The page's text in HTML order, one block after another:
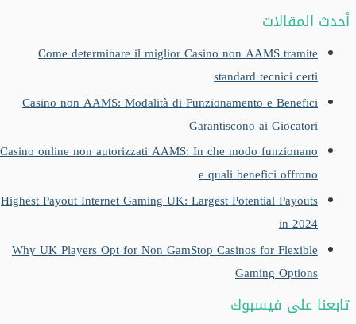
أحدث المقالات
Come determinare il miglior Casino non AAMS tramite
standard tecnici certi
Casino non AAMS: Modalità di Funzionamento e Benefici
Garantiscono ai Giocatori
Casino online non autorizzati AAMS: In che modo funzionano
e quali benefici offrono
Highest Payout Internet Gaming UK: Largest Potential Payouts
in 2024
Why UK Players Opt for Non GamStop Casinos for Flexible
Gaming Options
تابعنا على فيسبوك